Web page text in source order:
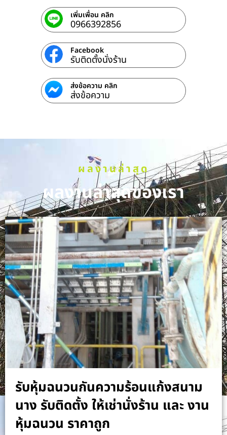
เพิ่มเพื่อน คลิก
0966392856
Facebook
รับติดตั้งนั่งร้าน
ส่งข้อความ คลิก
ส่งข้อความ
ผลงานล่าสุด
ผลงานล่าสุดของเรา
รับหุ้มฉนวนกันความร้อนแก้งสนาม
นาง รับติดตั้ง ให้เช่านั่งร้าน และ งาน
หุ้มฉนวน ราคาถูก